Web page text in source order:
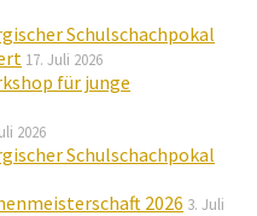
Schulschachpokal
17. Juli 2026
für junge
2026
Schulschachpokal
2026 3. Juli